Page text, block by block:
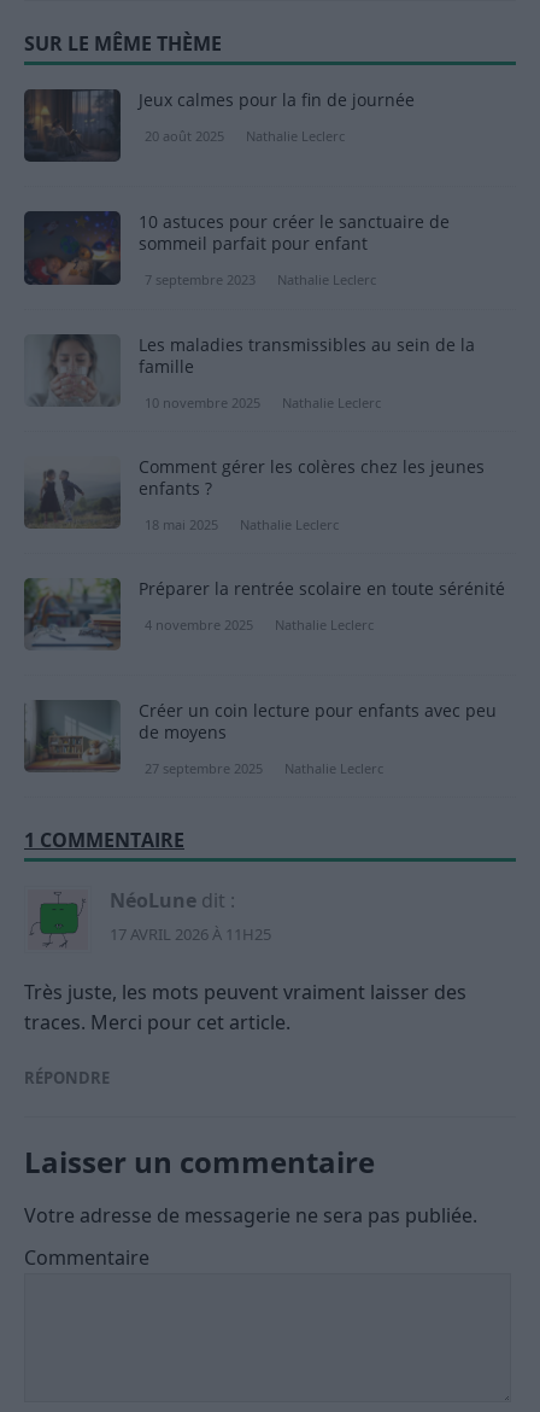
SUR LE MÊME THÈME
Jeux calmes pour la fin de journée
20 août 2025 Nathalie Leclerc
10 astuces pour créer le sanctuaire de
sommeil parfait pour enfant
7 septembre 2023 Nathalie Leclerc
Les maladies transmissibles au sein de la
famille
10 novembre 2025 Nathalie Leclerc
Comment gérer les colères chez les jeunes
enfants ?
18 mai 2025 Nathalie Leclerc
Préparer la rentrée scolaire en toute sérénité
4 novembre 2025 Nathalie Leclerc
Créer un coin lecture pour enfants avec peu
de moyens
27 septembre 2025 Nathalie Leclerc
1 COMMENTAIRE
NéoLune dit :
17 AVRIL 2026 À 11H25
Très juste, les mots peuvent vraiment laisser des
traces. Merci pour cet article.
RÉPONDRE
Laisser un commentaire
Votre adresse de messagerie ne sera pas publiée.
Commentaire